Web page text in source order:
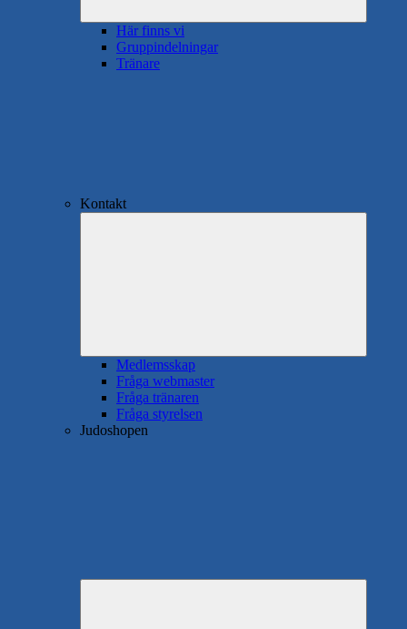
Här finns vi
Gruppindelningar
Tränare
Kontakt
Medlemsskap
Fråga webmaster
Fråga tränaren
Fråga styrelsen
Judoshopen